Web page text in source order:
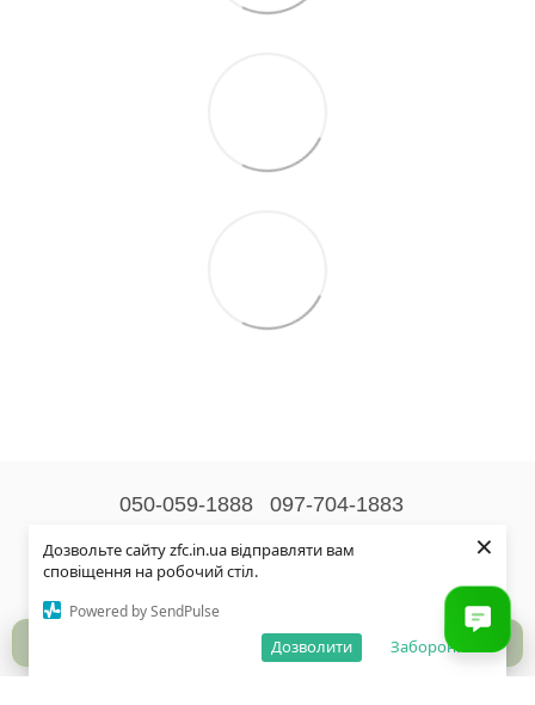
Дозвольте сайту zfc.in.ua відправляти вам
сповіщення на робочий стіл.
Powered by SendPulse
Заборонити
Дозволити
×
050-059-1888 097-704-1883
Контактна інформація
© 2026